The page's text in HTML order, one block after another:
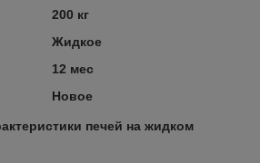
200 кг
Жидкое
12 мес
Новое
печей на жидком